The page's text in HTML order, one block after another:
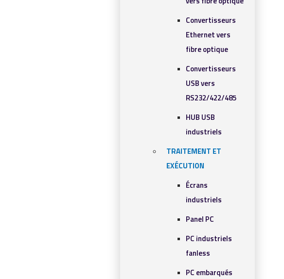
Convertisseurs
Ethernet vers
fibre optique
Convertisseurs
USB vers
RS232/422/485
HUB USB
industriels
TRAITEMENT ET
EXÉCUTION
Écrans
industriels
Panel PC
PC industriels
fanless
PC embarqués